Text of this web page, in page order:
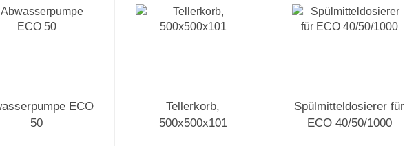
ECO
50
Tellerkorb,
500x500x101
Spülmitteldosierer für
ECO 40/50/1000